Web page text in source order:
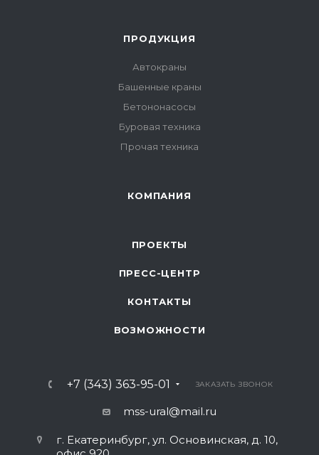
ПРОДУКЦИЯ
Автокраны
Башенные краны
Бетононасосы
Буровая техника
Прочая техника
КОМПАНИЯ
ПРОЕКТЫ
ПРЕСС-ЦЕНТР
КОНТАКТЫ
ВОЗМОЖНОСТИ
+7 (343) 363-95-01 ЗАКАЗАТЬ ЗВОНОК
mss-ural@mail.ru
г. Екатеринбург, ул. Основинская, д. 10,